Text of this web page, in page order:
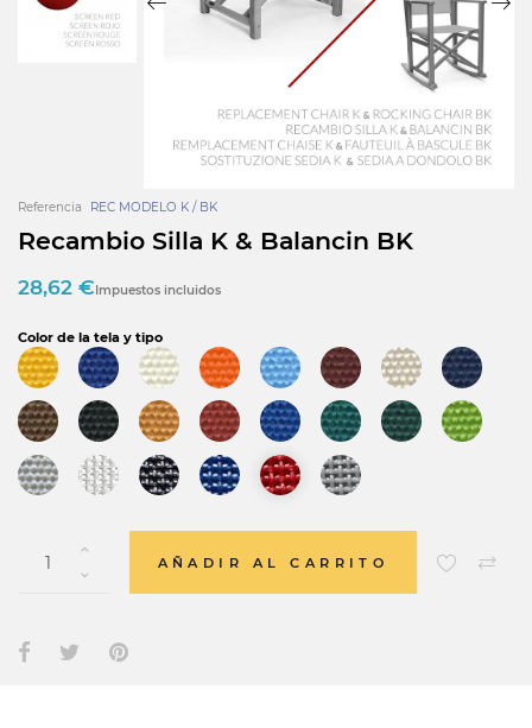
Referencia REC MODELO K / BK
Recambio Silla K & Balancin BK
28,62 € Impuestos incluidos
Color de la tela y tipo
AÑADIR AL CARRITO